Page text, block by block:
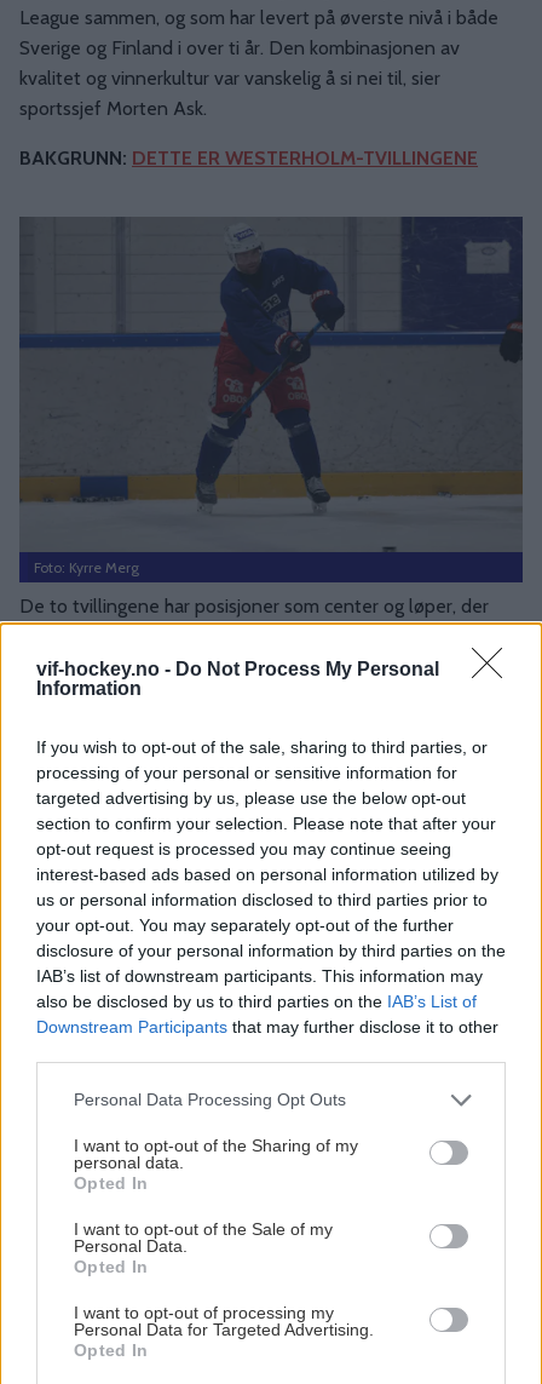
vif-hockey.no - Do Not Process My Personal
Information
If you wish to opt-out of the sale, sharing to third parties, or
processing of your personal or sensitive information for
targeted advertising by us, please use the below opt-out
section to confirm your selection. Please note that after your
opt-out request is processed you may continue seeing
interest-based ads based on personal information utilized by
us or personal information disclosed to third parties prior to
your opt-out. You may separately opt-out of the further
disclosure of your personal information by third parties on the
IAB’s list of downstream participants. This information may
also be disclosed by us to third parties on the IAB’s List of
Downstream Participants that may further disclose it to other
Please note that this website/app uses one or more Google
not limited to your visit or usage behaviour. You may click to
grant or deny consent to Google and its third-party tags to
use your data for below specified purposes in below Google
consent section.
Personal Data Processing Opt Outs
I want to opt-out of the Sharing of my
personal data.
Opted In
I want to opt-out of the Sale of my
Personal Data.
Opted In
I want to opt-out of processing my
Personal Data for Targeted Advertising.
Opted In
League sammen, og som har levert på øverste nivå i både
Sverige og Finland i over ti år. Den kombinasjonen av
kvalitet og vinnerkultur var vanskelig å si nei til, sier
sportssjef Morten Ask.
BAKGRUNN: DETTE ER WESTERHOLM-TVILLINGENE
Foto: Kyrre Merg
De to tvillingene har posisjoner som center og løper, der
med høyrefatning, Begge brødrene beskrives som spillere
med godt overblikk og en fysisk, arbeidsom spillestil, og har
seniorkarrieren med hovedvekt på SHL og den finske
eliteserien.
MØT DE PÅ TRENING PÅ JORDAL!
De tre siste sesongene har de spilt for Luuko, som endte
som nummer fem i den finske eliteserien forrige sesong.
-Vi får to spillere som kjenner hverandre og hverandres spill
bedre enn noen andre, og den kjemien tror jeg blir en styrke
for oss i tette kamper. Samtidig får vi bredde og fleksibilitet
med Pathrik med sin spillforståelse på centerplass, og
samme slag, sier Ask.